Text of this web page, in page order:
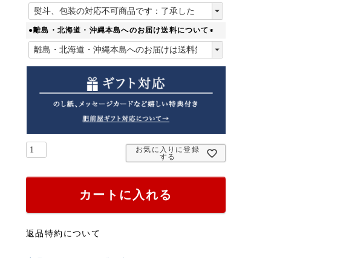
(
必
須
)
●離島・北海道・沖縄本島へのお届け送料について
(
須
お気に入りに登録
する
カートに入れる
返品特約について